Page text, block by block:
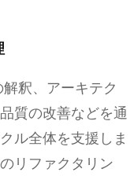
釈、アーキテク
質の改善などを通
ル全体を支援しま
リファクタリン